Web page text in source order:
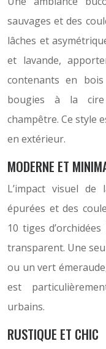
sauvages et des
lâches et
et lavande,
contenants en
bougies à la cire
champêtre. Ce style
en extérieur.
MODERNE ET
L’impact visuel
épurées et des
10 tiges
transparent. Une
ou un vert
est
urbains.
RUSTIQUE ET CHIC